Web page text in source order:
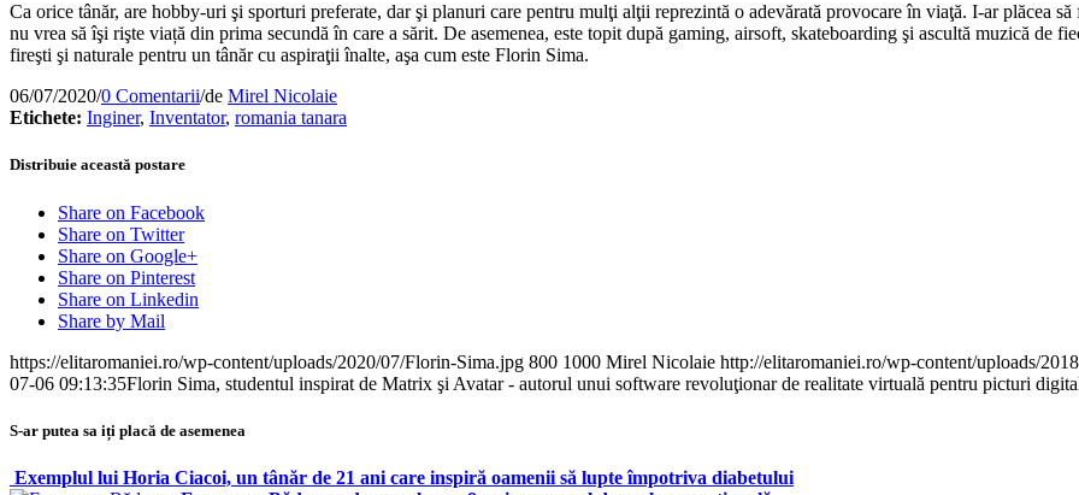
Ca orice tânăr, are hobby-uri şi sporturi preferate, dar şi planuri care pentru mulţi alţii reprezintă o adevărată provocare în viaţă. I-ar plăcea
nu vrea să îşi rişte viață din prima secundă în care a sărit. De asemenea, este topit după gaming, airsoft, skateboarding şi ascultă muzică de
fireşti şi naturale pentru un tânăr cu aspiraţii înalte, aşa cum este Florin Sima.
06/07/2020/0 Comentarii/de Mirel Nicolaie
Etichete: Inginer, Inventator, romania tanara
Distribuie această postare
Share on Facebook
Share on Twitter
Share on Google+
Share on Pinterest
Share on Linkedin
Share by Mail
https://elitaromaniei.ro/wp-content/uploads/2020/07/Florin-Sima.jpg 800 1000 Mirel Nicolaie http://elitaromaniei.ro/wp-content/uploads/
07-06 09:13:35Florin Sima, studentul inspirat de Matrix şi Avatar - autorul unui software revoluţionar de realitate virtuală pentru picturi
S-ar putea sa iți placă de asemenea
Exemplul lui Horia Ciacoi, un tânăr de 21 ani care inspiră oamenii să lupte împotriva diabetului